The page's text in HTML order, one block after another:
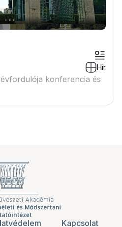
Hír
konferencia és
Kapcsolat